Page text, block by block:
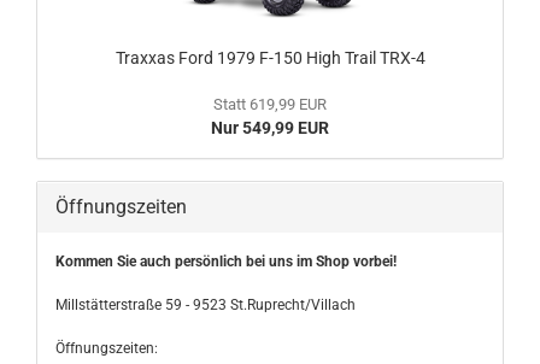
Traxxas Ford 1979 F-150 High Trail TRX-4
Statt 619,99 EUR
Nur 549,99 EUR
Öffnungszeiten
Kommen Sie auch persönlich bei uns im Shop vorbei!
Millstätterstraße 59 - 9523 St.Ruprecht/Villach
Öffnungszeiten: